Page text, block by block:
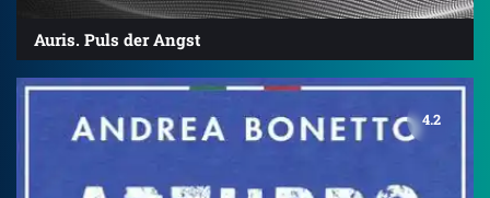
Auris. Puls der Angst
4.2